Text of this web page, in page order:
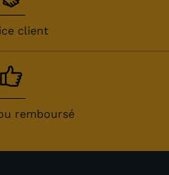
client
remboursé